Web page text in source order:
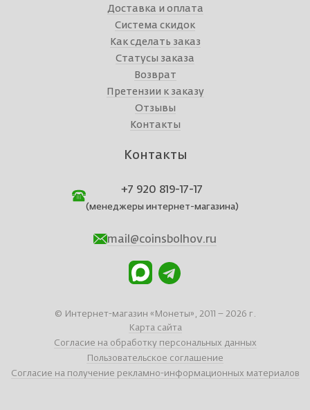
Доставка и оплата
Система скидок
Как сделать заказ
Статусы заказа
Возврат
Претензии к заказу
Отзывы
Контакты
Контакты
+7 920 819-17-17
(менеджеры интернет-магазина)
mail@coinsbolhov.ru
© Интернет-магазин «Монеты», 2011 – 2026 г.
Карта сайта
Согласие на обработку персональных данных
Пользовательское соглашение
Согласие на получение рекламно-информационных материалов